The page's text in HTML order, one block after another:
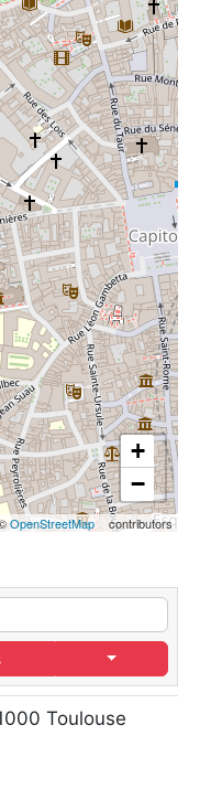
+
−
OpenStreetMap contributors
Toulouse